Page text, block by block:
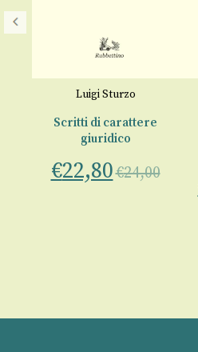
Luigi Sturzo
Scritti di carattere
giuridico
€22,80€24,00